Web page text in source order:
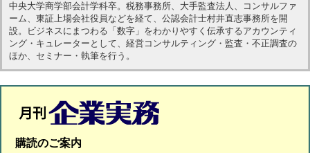
中央大学商学部会計学科卒。税務事務所、大手監査法人、コンサルファ
ーム、東証上場会社役員などを経て、公認会計士村井直志事務所を開
設。ビジネスにまつわる「数字」をわかりやすく伝承するアカウンティ
ング・キュレーターとして、経営コンサルティング・監査・不正調査の
ほか、セミナー・執筆を行う。
購読のご案内